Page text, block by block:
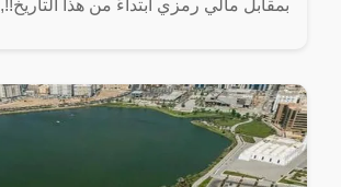
بمقابل مالي رمزي ابتداءً من هذا التاريخ!!,